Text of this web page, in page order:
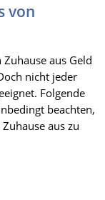
von
aus Geld
nicht jeder
Folgende
beachten,
aus zu